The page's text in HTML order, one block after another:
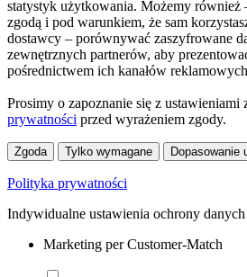
statystyk użytkowania. Możemy również
zgodą i pod warunkiem, że sam
dostawcy – porównywać zaszyfrowane
zewnętrznych partnerów, aby
pośrednictwem ich kanałów
Prosimy o zapoznanie się z ustawieniami
prywatności przed wyrażeniem zgody.
Zgoda Tylko wymagane Dopasowanie
Polityka prywatności
Indywidualne ustawienia ochrony danych
Marketing per Customer-Match